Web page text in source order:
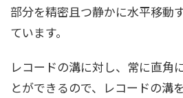
部分を精密且つ静かに水平移動
ています。
レコードの溝に対し、常に直角
とができるので、レコードの溝